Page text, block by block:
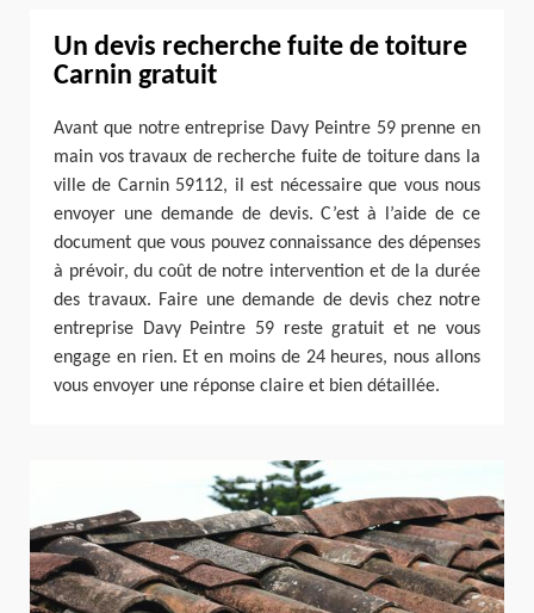
Un devis recherche fuite de toiture
Carnin gratuit
Avant que notre entreprise Davy Peintre 59 prenne en
main vos travaux de recherche fuite de toiture dans la
ville de Carnin 59112, il est nécessaire que vous nous
envoyer une demande de devis. C’est à l’aide de ce
document que vous pouvez connaissance des dépenses
à prévoir, du coût de notre intervention et de la durée
des travaux. Faire une demande de devis chez notre
entreprise Davy Peintre 59 reste gratuit et ne vous
engage en rien. Et en moins de 24 heures, nous allons
vous envoyer une réponse claire et bien détaillée.